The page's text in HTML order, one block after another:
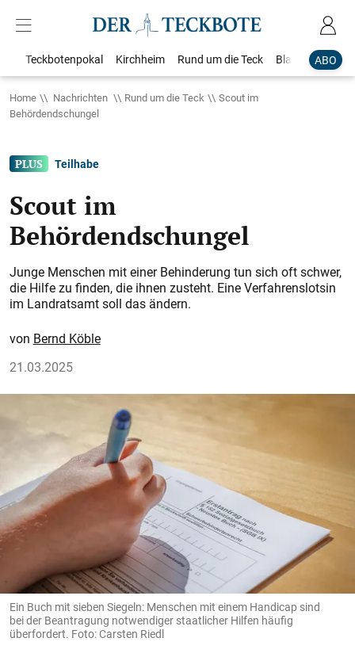
ABO
Teckbotenpokal Kirchheim Rund um die Teck Blaulicht
Home Nachrichten Rund um die Teck
Scout im
Behördendschungel
Teilhabe
Scout im
Behördendschungel
Junge Menschen mit einer Behinderung tun sich oft schwer,
die Hilfe zu finden, die ihnen zusteht. Eine Verfahrenslotsin
im Landratsamt soll das ändern.
Bernd Köble
21.03.2025
Ein Buch mit sieben Siegeln: Menschen mit einem Handicap sind
bei der Beantragung notwendiger staatlicher Hilfen häufig
überfordert. Foto: Carsten Riedl